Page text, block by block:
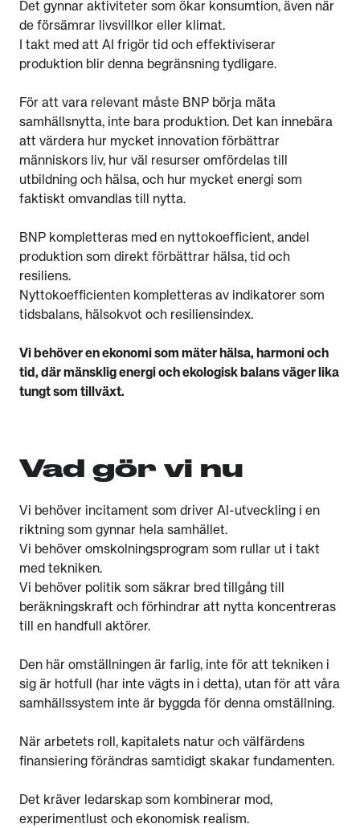
Det gynnar aktiviteter som ökar konsumtion, även när
de försämrar livsvillkor eller klimat.
I takt med att AI frigör tid och effektiviserar
produktion blir denna begränsning tydligare.
För att vara relevant måste BNP börja mäta
samhällsnytta, inte bara produktion. Det kan innebära
att värdera hur mycket innovation förbättrar
människors liv, hur väl resurser omfördelas till
utbildning och hälsa, och hur mycket energi som
faktiskt omvandlas till nytta.
BNP kompletteras med en nyttokoefficient, andel
produktion som direkt förbättrar hälsa, tid och
resiliens.
Nyttokoefficienten kompletteras av indikatorer som
tidsbalans, hälsokvot och resiliensindex.
Vi behöver en ekonomi som mäter hälsa, harmoni och
tid, där mänsklig energi och ekologisk balans väger lika
tungt som tillväxt.
Vad gör vi nu
Vi behöver incitament som driver AI-utveckling i en
riktning som gynnar hela samhället.
Vi behöver omskolningsprogram som rullar ut i takt
med tekniken.
Vi behöver politik som säkrar bred tillgång till
beräkningskraft och förhindrar att nytta koncentreras
till en handfull aktörer.
Den här omställningen är farlig, inte för att tekniken i
sig är hotfull (har inte vägts in i detta), utan för att våra
samhällssystem inte är byggda för denna omställning.
När arbetets roll, kapitalets natur och välfärdens
finansiering förändras samtidigt skakar fundamenten.
Det kräver ledarskap som kombinerar mod,
experimentlust och ekonomisk realism.